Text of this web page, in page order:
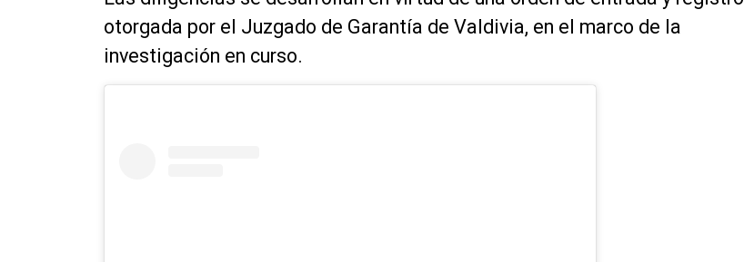
otorgada por el Juzgado de Garantía de Valdivia, en el marco de la
investigación en curso.